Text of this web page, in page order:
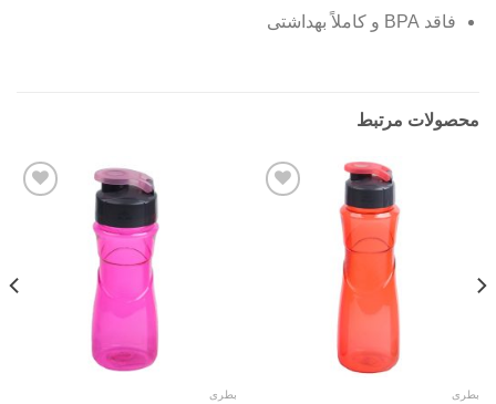
فاقد BPA و کاملاً بهداشتی
محصولات مرتبط
بطری بطری